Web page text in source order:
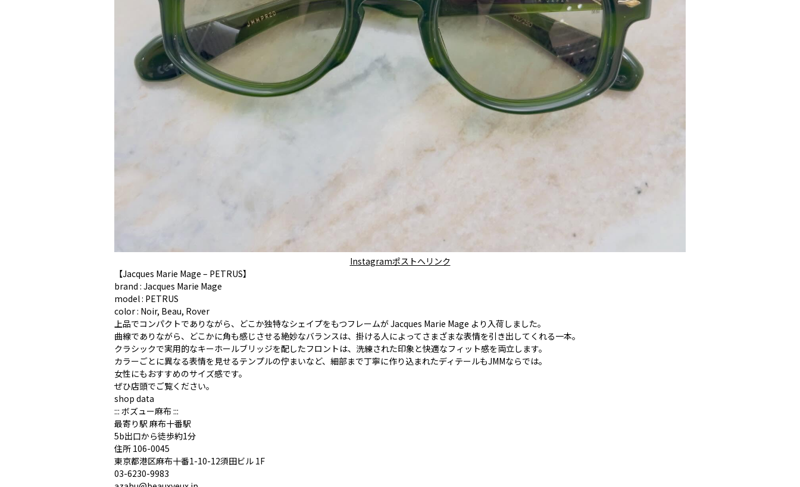
Instagramポストへリンク
【Jacques Marie Mage – PETRUS】
brand : Jacques Marie Mage
model : PETRUS
color : Noir, Beau, Rover
上品でコンパクトでありながら、どこか独特なシェイプをもつフレームが Jacques Marie Mage より入荷しました。
曲線でありながら、どこかに角も感じさせる絶妙なバランスは、掛ける人によってさまざまな表情を引き出してくれる一本。
クラシックで実用的なキーホールブリッジを配したフロントは、洗練された印象と快適なフィット感を両立します。
カラーごとに異なる表情を見せるテンプルの佇まいなど、細部まで丁寧に作り込まれたディテールもJMMならでは。
女性にもおすすめのサイズ感です。
ぜひ店頭でご覧ください。
shop data
::: ボズュー麻布 :::
最寄り駅 麻布十番駅
5b出口から徒歩約1分
住所 106-0045
東京都港区麻布十番1-10-12須田ビル 1F
03-6230-9983